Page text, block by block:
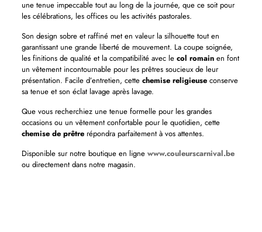
une tenue impeccable tout au long de la journée, que ce soit pour
les célébrations, les offices ou les activités pastorales.
Son design sobre et raffiné met en valeur la silhouette tout en
garantissant une grande liberté de mouvement. La coupe soignée,
les finitions de qualité et la compatibilité avec le col romainen font
un vêtement incontournable pour les prêtres soucieux de leur
présentation. Facile d’entretien, cette chemise religieuseconserve
sa tenue et son éclat lavage après lavage.
Que vous recherchiez une tenue formelle pour les grandes
occasions ou un vêtement confortable pour le quotidien, cette
chemise de prêtrerépondra parfaitement à vos attentes.
Disponible sur notre boutique en ligne www.couleurscarnival.be
ou directement dans notre magasin.